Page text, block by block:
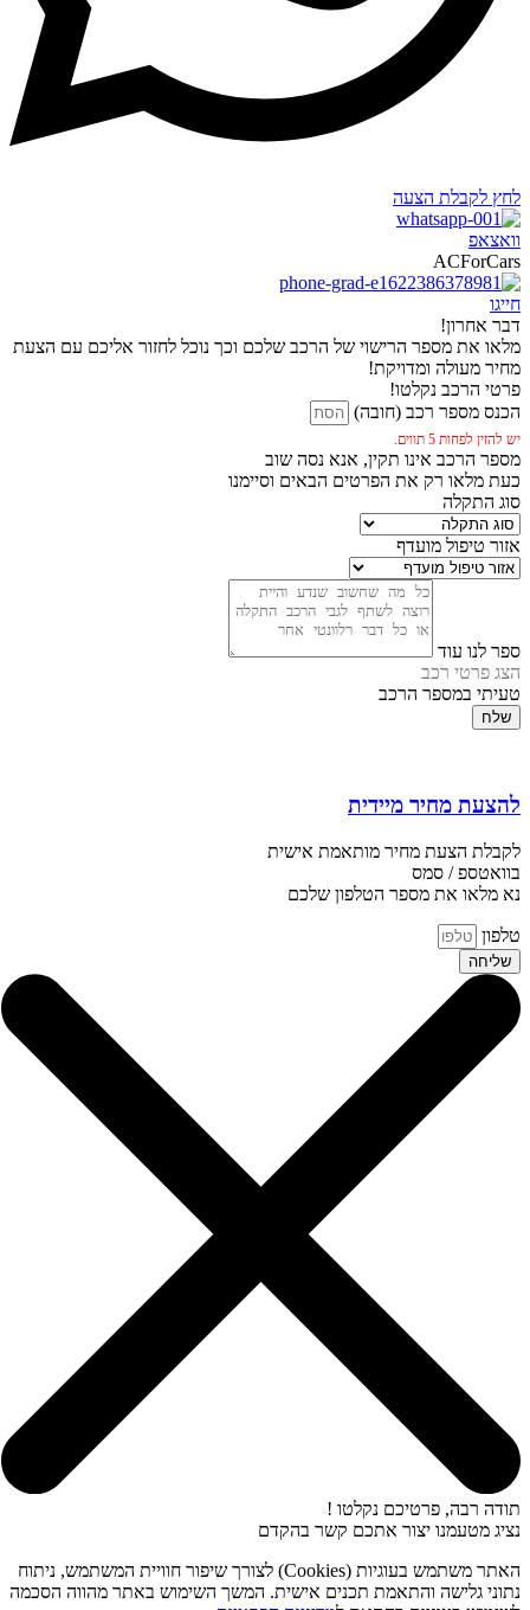
לחץ לקבלת הצעה
וואצאפ
ACForCars
חייגו
דבר אחרון!
מלאו את מספר הרישוי של הרכב שלכם וכך נוכל לחזור אליכם עם הצעת
מחיר מעולה ומדויקת!
פרטי הרכב נקלטו!
הכנס מספר רכב (חובה)
יש להזין לפחות 5 תווים.
מספר הרכב אינו תקין, אנא נסה שוב
כעת מלאו רק את הפרטים הבאים וסיימנו
סוג התקלה
אזור טיפול מועדף
ספר לנו עוד
הצג פרטי רכב
טעיתי במספר הרכב
שלח
להצעת מחיר מיידית
לקבלת הצעת מחיר מותאמת אישית
בוואטספ / סמס
נא מלאו את מספר הטלפון שלכם
טלפון
שליחה
תודה רבה, פרטיכם נקלטו !
נציג מטעמנו יצור אתכם קשר בהקדם
האתר משתמש בעוגיות (Cookies) לצורך שיפור חוויית המשתמש, ניתוח
נתוני גלישה והתאמת תכנים אישית. המשך השימוש באתר מהווה הסכמה